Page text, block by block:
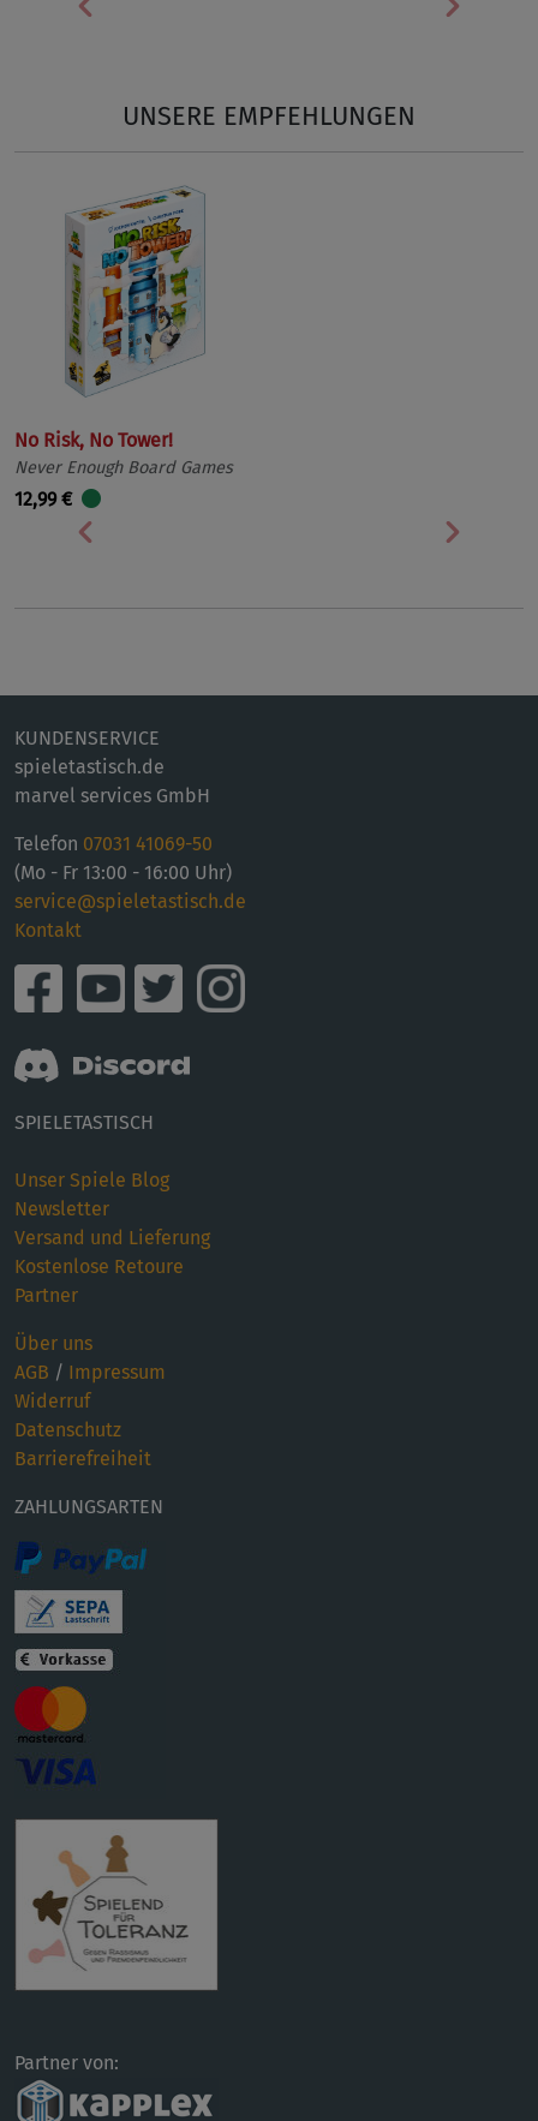
Vorherige
UNSERE EMPFEHLUNGEN
No Risk, No Tower!
Never Enough Board Games
12,99 €
Vorherige
KUNDENSERVICE
spieletastisch.de
marvel services GmbH
Telefon 07031 41069-50
(Mo - Fr 13:00 - 16:00 Uhr)
service@spieletastisch.de
Kontakt
SPIELETASTISCH
Unser Spiele Blog
Newsletter
Versand und Lieferung
Kostenlose Retoure
Partner
Über uns
AGB / Impressum
Widerruf
Datenschutz
Barrierefreiheit
ZAHLUNGSARTEN
Partner von: